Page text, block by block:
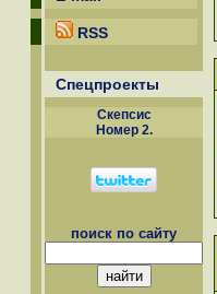
RSS
Спецпроекты
Скепсиc
Номер 2.
поиск по сайту